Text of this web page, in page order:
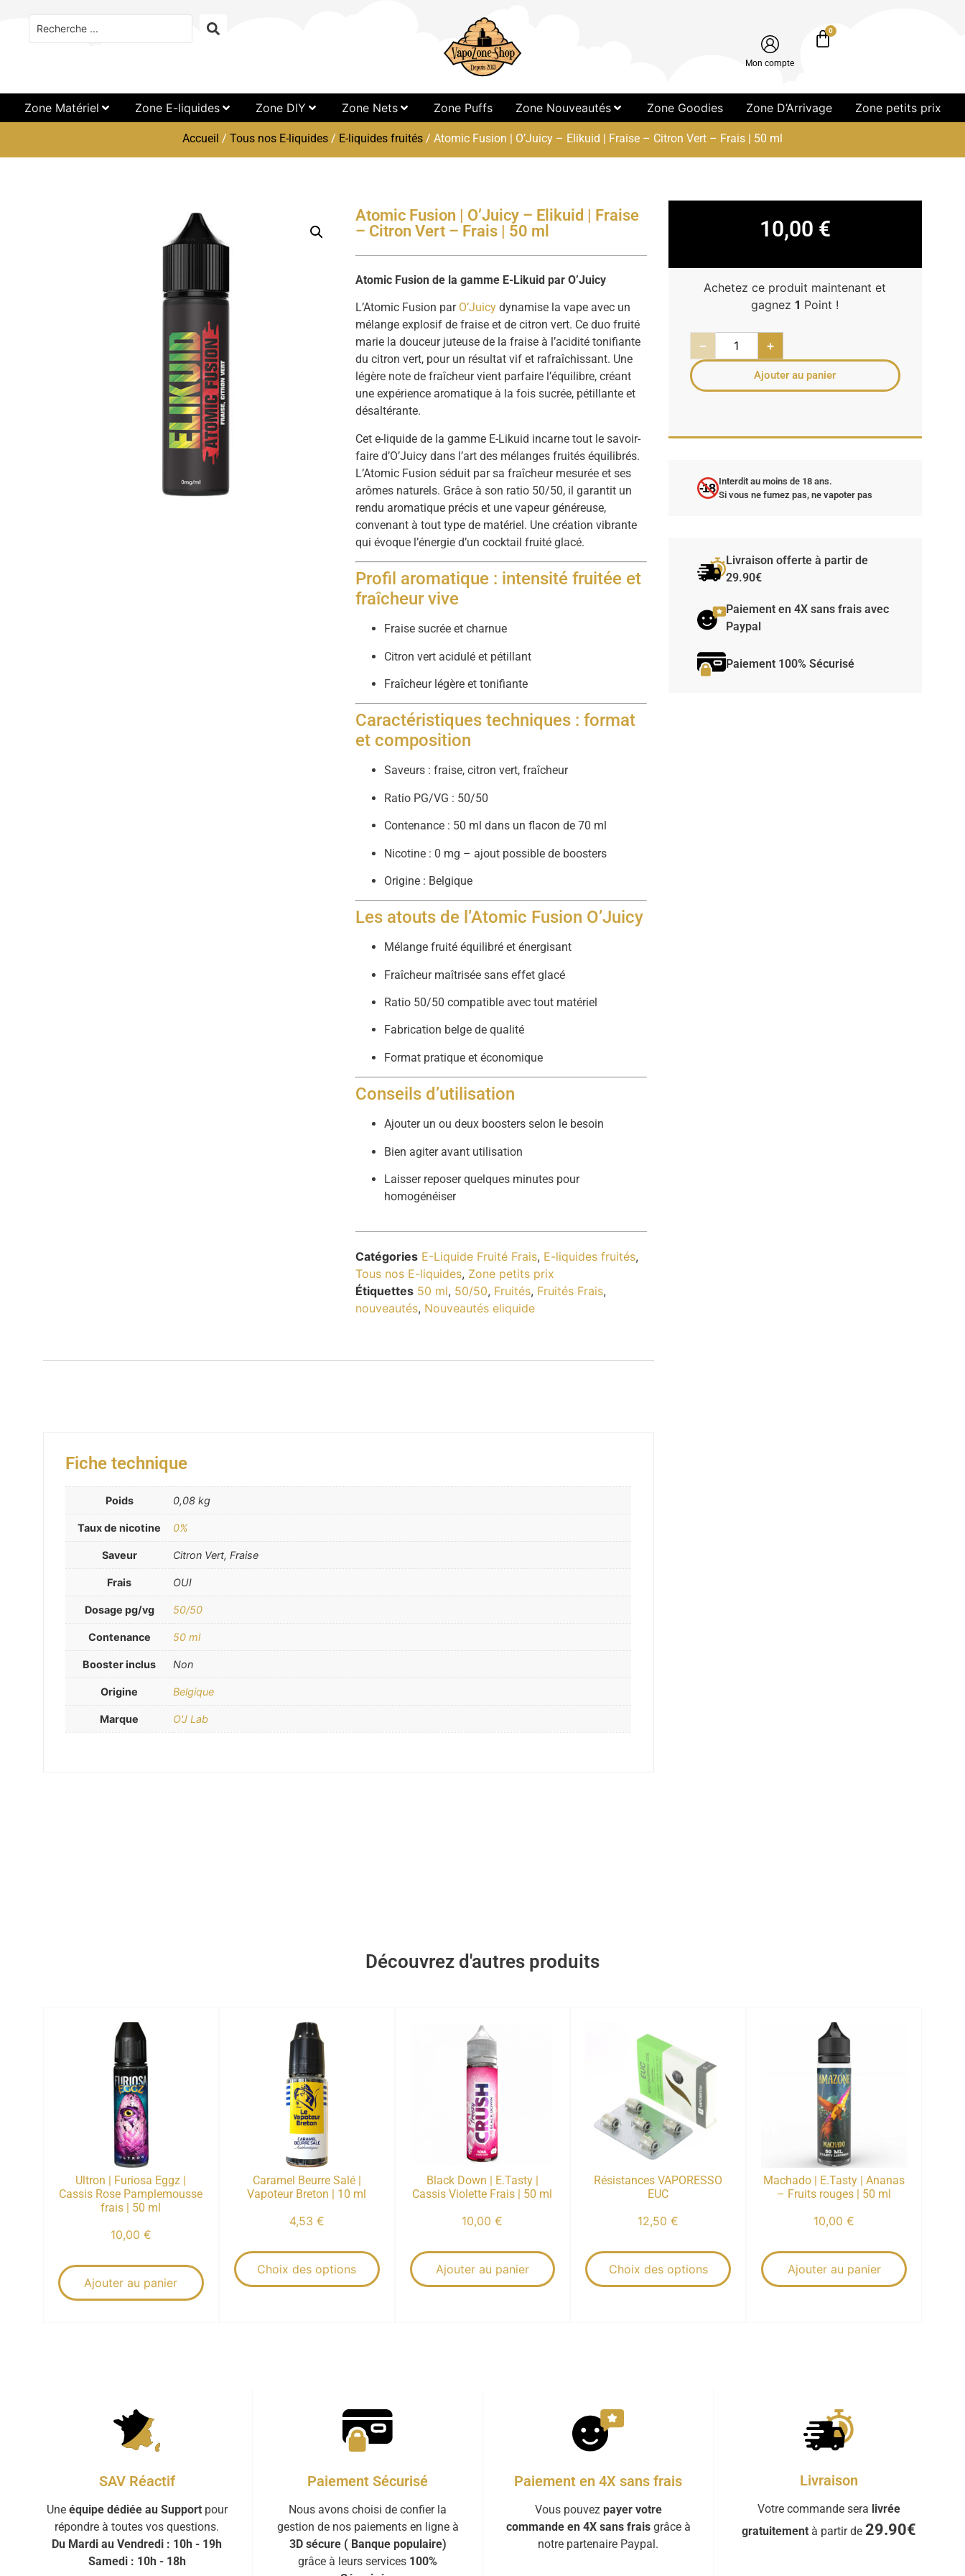
Mon compte
0
Zone Matériel Zone E-liquides Zone DIY Zone Nets Zone Puffs Zone Nouveautés Zone Goodies Zone D’Arrivage Zone petits prix
Accueil / Tous nos E-liquides / E-liquides fruités / Atomic Fusion | O’Juicy – Elikuid | Fraise – Citron Vert – Frais | 50 ml
Atomic Fusion | O’Juicy – Elikuid | Fraise
– Citron Vert – Frais | 50 ml
Atomic Fusion de la gamme E-Likuid par O’Juicy
L’Atomic Fusion par O’Juicy dynamise la vape avec un
mélange explosif de fraise et de citron vert. Ce duo fruité
marie la douceur juteuse de la fraise à l’acidité tonifiante
du citron vert, pour un résultat vif et rafraîchissant. Une
légère note de fraîcheur vient parfaire l’équilibre, créant
une expérience aromatique à la fois sucrée, pétillante et
désaltérante.
Cet e-liquide de la gamme E-Likuid incarne tout le savoir-
faire d’O’Juicy dans l’art des mélanges fruités équilibrés.
L’Atomic Fusion séduit par sa fraîcheur mesurée et ses
arômes naturels. Grâce à son ratio 50/50, il garantit un
rendu aromatique précis et une vapeur généreuse,
convenant à tout type de matériel. Une création vibrante
qui évoque l’énergie d’un cocktail fruité glacé.
Profil aromatique : intensité fruitée et
fraîcheur vive
Fraise sucrée et charnue
Citron vert acidulé et pétillant
Fraîcheur légère et tonifiante
Caractéristiques techniques : format
et composition
Saveurs : fraise, citron vert, fraîcheur
Ratio PG/VG : 50/50
Contenance : 50 ml dans un flacon de 70 ml
Nicotine : 0 mg – ajout possible de boosters
Origine : Belgique
Les atouts de l’Atomic Fusion O’Juicy
Mélange fruité équilibré et énergisant
Fraîcheur maîtrisée sans effet glacé
Ratio 50/50 compatible avec tout matériel
Fabrication belge de qualité
Format pratique et économique
Conseils d’utilisation
Ajouter un ou deux boosters selon le besoin
Bien agiter avant utilisation
Laisser reposer quelques minutes pour
homogénéiser
Catégories E-Liquide Fruité Frais, E-liquides fruités,
Tous nos E-liquides, Zone petits prix
Étiquettes 50 ml, 50/50, Fruités, Fruités Frais,
nouveautés, Nouveautés eliquide
Fiche technique
Poids 0,08 kg
Taux de nicotine 0%
Saveur Citron Vert, Fraise
Frais OUI
Dosage pg/vg 50/50
Contenance 50 ml
Booster inclus Non
Origine Belgique
Marque O'J Lab
10,00 €
Achetez ce produit maintenant et
gagnez1 Point !
− +
Ajouter au panier
-18 Interdit au moins de 18 ans.
Si vous ne fumez pas, ne vapoter pas
Livraison offerte à partir de
29.90€
Paiement en 4X sans frais avec
Paypal
Paiement 100% Sécurisé
Découvrez d'autres produits
Ultron | Furiosa Eggz |
Cassis Rose Pamplemousse
frais | 50 ml
10,00 €
Ajouter au panier
Caramel Beurre Salé |
Vapoteur Breton | 10 ml
4,53 €
Choix des options
Black Down | E.Tasty |
Cassis Violette Frais | 50 ml
10,00€
Ajouter au panier
Résistances VAPORESSO
EUC
12,50€
Choix des options
Machado | E.Tasty | Ananas
– Fruits rouges | 50 ml
10,00€
Ajouter au panier
SAV Réactif
Une équipe dédiée au Supportpour
répondre à toutes vos questions.
Du Mardi au Vendredi : 10h - 19h
Samedi : 10h - 18h
Paiement Sécurisé
Nous avons choisi de confier la
gestion de nos paiements en ligne à
3D sécure ( Banque populaire)
grâce à leurs services 100%
Paiement en 4X sans frais
Vous pouvez payer votre
commande en 4X sans fraisgrâce à
notre partenaire Paypal.
Livraison
Votre commande sera livrée
gratuitementà partir de 29.90€